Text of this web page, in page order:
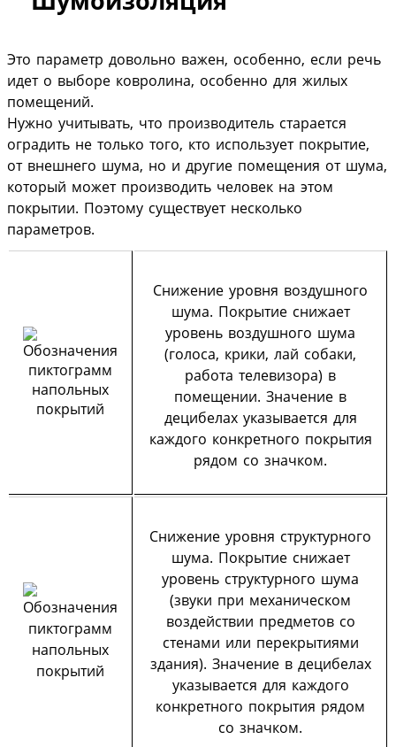
Это параметр довольно важен, особенно, если речь
идет о выборе ковролина, особенно для жилых
помещений.
Нужно учитывать, что производитель старается
оградить не только того, кто использует покрытие,
от внешнего шума, но и другие помещения от шума,
который может производить человек на этом
покрытии. Поэтому существует несколько
параметров.
Снижение уровня воздушного
шума. Покрытие снижает
уровень воздушного шума
(голоса, крики, лай собаки,
работа телевизора) в
помещении. Значение в
децибелах указывается для
каждого конкретного покрытия
рядом со значком.
Снижение уровня структурного
шума. Покрытие снижает
уровень структурного шума
(звуки при механическом
воздействии предметов со
стенами или перекрытиями
здания). Значение в децибелах
указывается для каждого
конкретного покрытия рядом
со значком.